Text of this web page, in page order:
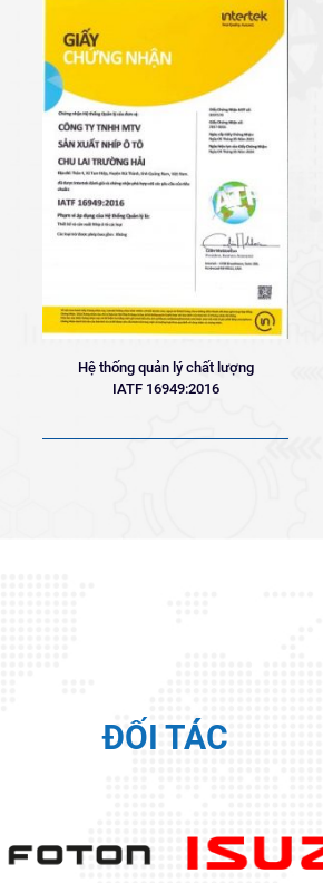
Hệ thống quản lý chất lượng
IATF 16949:2016
ĐỐI TÁC